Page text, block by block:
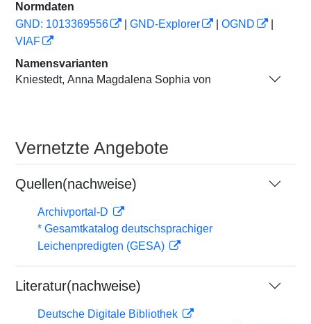
Normdaten
GND: 1013369556
GND-Explorer OGND
VIAF
Namensvarianten
Kniestedt, Anna Magdalena Sophia von
Vernetzte Angebote
Quellen(nachweise)
Archivportal-D
* Gesamtkatalog deutschsprachiger
Leichenpredigten (GESA)
Literatur(nachweise)
Deutsche Digitale Bibliothek